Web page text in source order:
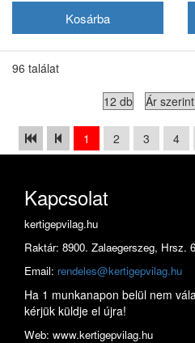
96 találat
1 2 3 4
Kapcsolat
kertigepvilag.hu
Raktár: 8900. Zalaegerszeg, Hrsz.
Email: rendeles@kertigepvilag.hu
Ha 1 munkanapon belül nem
kérjük küldje el újra!
Web: www.kertigepvilag.hu